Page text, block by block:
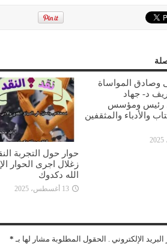
وصادق المواساة
د- جهاد
رئيس ومؤسس
والأدباء والمثقفين
حوار حول التجربة
زغلال اجرى الحوار
الله دكدوك
13 أغسطس، 2025
الإلكتروني . الحقول المطلوبة مشار لها بـ *